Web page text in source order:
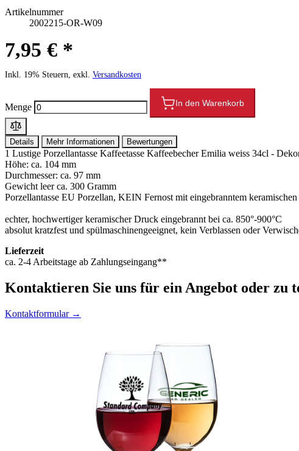
Artikelnummer
2002215-OR-W09
7,95 € *
Inkl. 19% Steuern, exkl. Versandkosten
Menge In den Warenkorb
Details Mehr Informationen Bewertungen
1 Lustige Porzellantasse Kaffeetasse Kaffeebecher Emilia weiss 34cl -
Höhe: ca. 104 mm
Durchmesser: ca. 97 mm
Gewicht leer ca. 300 Gramm
Porzellantasse EU Porzellan, KEIN Fernost mit eingebranntem
echter, hochwertiger keramischer Druck eingebrannt bei ca. 850°-900°C
absolut kratzfest und spülmaschinengeeignet, kein Verblassen oder
Lieferzeit
ca. 2-4 Arbeitstage ab Zahlungseingang**
Kontaktieren Sie uns für ein Angebot oder
Kontaktformular →